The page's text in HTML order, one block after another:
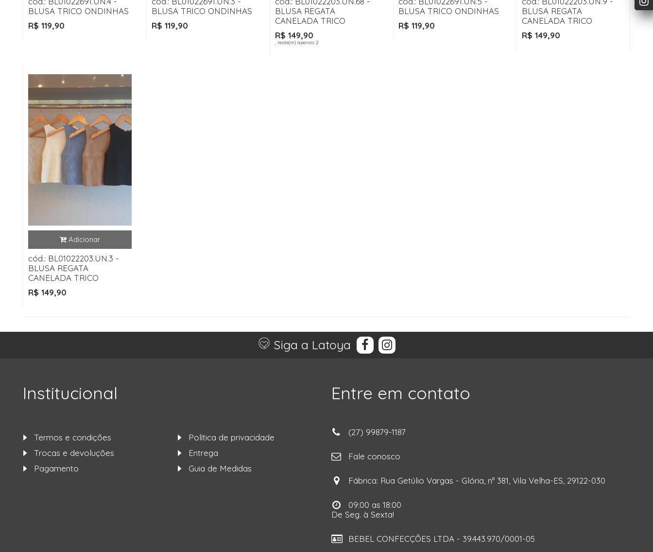
BLUSA TRICO ONDINHAS
R$ 119,90
BLUSA TRICO ONDINHAS
R$ 119,90
BLUSA REGATA
CANELADA TRICO
R$ 149,90
, resta(m) apenas 2
BLUSA TRICO ONDINHAS
R$ 119,90
BLUSA REGATA
CANELADA TRICO
R$ 149,90
cód.: BL01022203.UN.3 -
BLUSA REGATA
CANELADA TRICO
R$ 149,90
Siga a Latoya
Institucional
Termos e condições
Política de privacidade
Trocas e devoluções
Entrega
Pagamento
Guia de Medidas
Entre em contato
(27) 99879-1187
Fale conosco
Fábrica: Rua Getúlio Vargas - Glória, nº 381, Vila Velha-ES, 29122-030
09:00 as 18:00
De Seg. à Sexta!
BEBEL CONFECÇÕES LTDA - 39.443.970/0001-05